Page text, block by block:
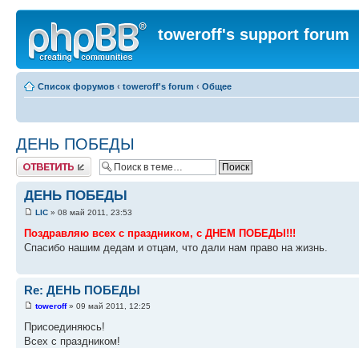
toweroff's support forum
Список форумов ‹ toweroff's forum ‹ Общее
ДЕНЬ ПОБЕДЫ
Ответить
ДЕНЬ ПОБЕДЫ
LIC » 08 май 2011, 23:53
Поздравляю всех с праздником, с ДНЕМ ПОБЕДЫ!!!
Спасибо нашим дедам и отцам, что дали нам право на жизнь.
Re: ДЕНЬ ПОБЕДЫ
toweroff» 09 май 2011, 12:25
Присоединяюсь!
Всех с праздником!